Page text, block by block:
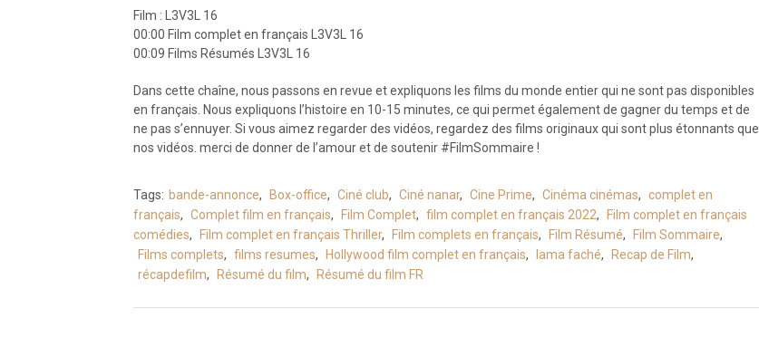
Film : L3V3L 16
00:00 Film complet en français L3V3L 16
00:09 Films Résumés L3V3L 16
Dans cette chaîne, nous passons en revue et expliquons les films du monde entier qui ne sont pas disponibles
en français. Nous expliquons l’histoire en 10-15 minutes, ce qui permet également de gagner du temps et de
ne pas s’ennuyer. Si vous aimez regarder des vidéos, regardez des films originaux qui sont plus étonnants que
nos vidéos. merci de donner de l’amour et de soutenir #FilmSommaire !
Tags: bande-annonce, Box-office, Ciné club, Ciné nanar, Cine Prime, Cinéma cinémas, complet en
français, Complet film en français, Film Complet, film complet en français 2022,
Film complet en français
comédies, Film complet en français Thriller, Film complets en français, Film Résumé, Film Sommaire,
Films complets, films resumes, Hollywood film complet en français, lama faché, Recap de Film,
récapdefilm, Résumé du film, Résumé du film FR